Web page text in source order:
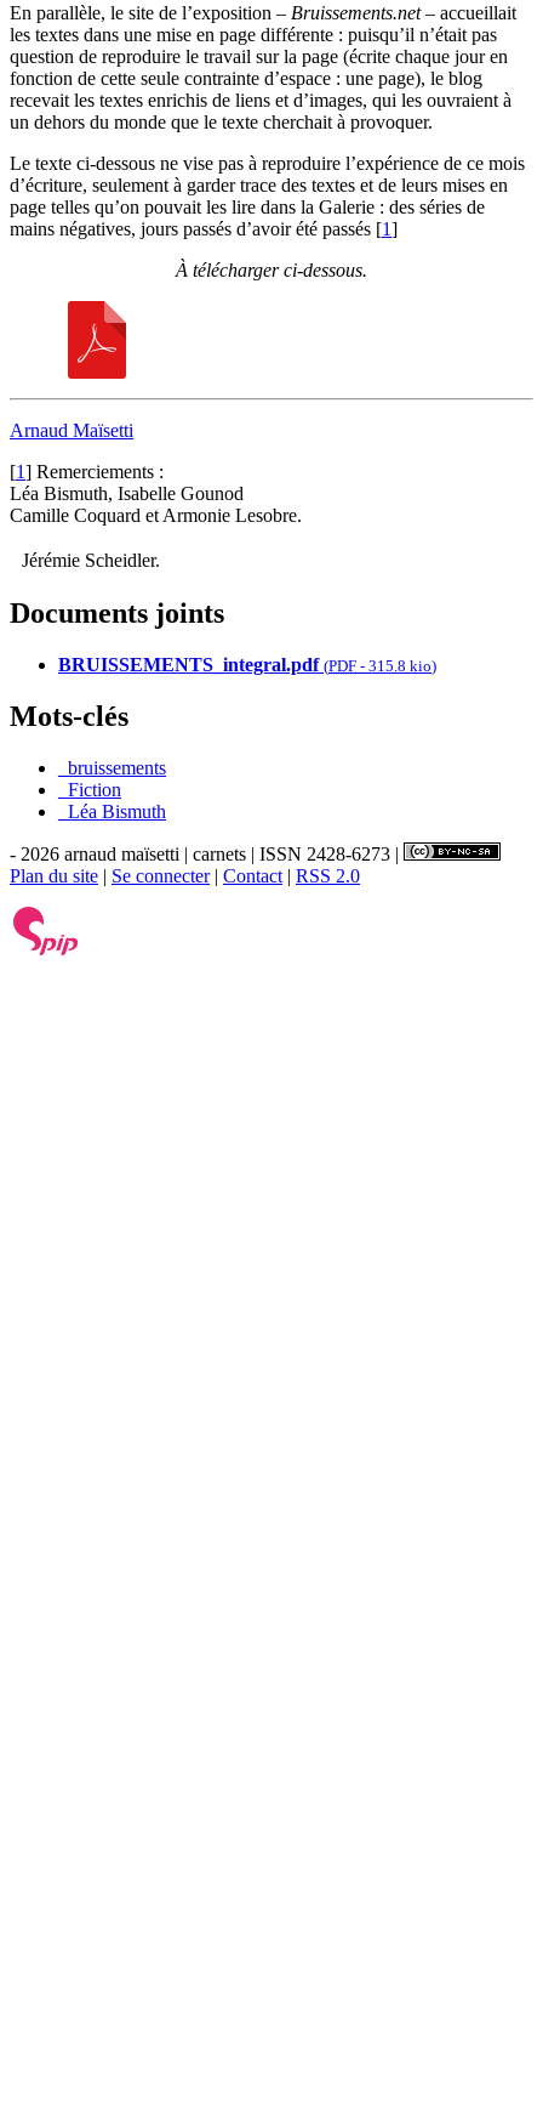
En parallèle, le site de l’exposition – Bruissements.net– accueillait
les textes dans une mise en page différente : puisqu’il n’était pas
question de reproduire le travail sur la page (écrite chaque jour en
fonction de cette seule contrainte d’espace : une page), le blog
recevait les textes enrichis de liens et d’images, qui les ouvraient à
un dehors du monde que le texte cherchait à provoquer.
Le texte ci-dessous ne vise pas à reproduire l’expérience de ce mois
d’écriture, seulement à garder trace des textes et de leurs mises en
page telles qu’on pouvait les lire dans la Galerie : des séries de
mains négatives, jours passés d’avoir été passés [1]
À télécharger ci-dessous.
Arnaud Maïsetti
[1] Remerciements :
Léa Bismuth, Isabelle Gounod
Camille Coquard et Armonie Lesobre.
Jérémie Scheidler.
Documents joints
BRUISSEMENTS_integral.pdf (PDF - 315.8 kio)
Mots-clés
_bruissements
_Fiction
_Léa Bismuth
- 2026 arnaud maïsetti | carnets | ISSN 2428-6273 |
Plan du site | Se connecter| Contact | RSS 2.0